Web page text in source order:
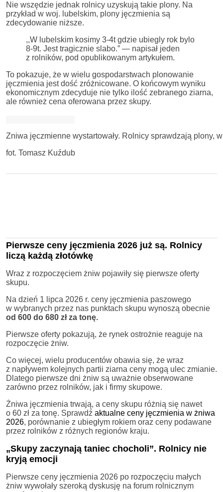
Nie wszędzie jednak rolnicy uzyskują takie plony. Na
przykład w woj. lubelskim, plony jęczmienia są
zdecydowanie niższe.
,,W lubelskim kosimy 3-4t gdzie ubiegly rok bylo
8-9t. Jest tragicznie slabo.” — napisał jeden
z rolników, pod opublikowanym artykułem.
To pokazuje, że w wielu gospodarstwach plonowanie
jęczmienia jest dość zróżnicowane. O końcowym wyniku
ekonomicznym zdecyduje nie tylko ilość zebranego ziarna,
ale również cena oferowana przez skupy.
Zniwa jęczmienne wystartowały. Rolnicy sprawdzają plony,
fot. Tomasz Kuźdub
Pierwsze ceny jęczmienia 2026 już są. Rolnicy
liczą każdą złotówkę
Wraz z rozpoczęciem żniw pojawiły się pierwsze oferty
skupu.
Na dzień 1 lipca 2026 r. ceny jęczmienia paszowego
w wybranych przez nas punktach skupu wynoszą obecnie
od 600 do 680 zł za tonę.
Pierwsze oferty pokazują, że rynek ostrożnie reaguje na
rozpoczęcie żniw.
Co więcej, wielu producentów obawia się, że wraz
z napływem kolejnych partii ziarna ceny mogą ulec zmianie.
Dlatego pierwsze dni żniw są uważnie obserwowane
zarówno przez rolników, jak i firmy skupowe.
Żniwa jęczmienia trwają, a ceny skupu różnią się nawet
o 60 zł za tonę. Sprawdź aktualne ceny jęczmienia w żniwa
2026, porównanie z ubiegłym rokiem oraz ceny podawane
przez rolników z różnych regionów kraju.
„Skupy zaczynają taniec chocholi”. Rolnicy nie
kryją emocji
Pierwsze ceny jęczmienia 2026 po rozpoczęciu małych
żniw wywołały szeroką dyskusję na forum rolnicznym